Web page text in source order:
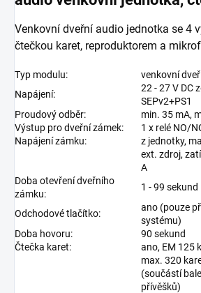
Venkovní dveřní audio jednotka se 4
čtečkou karet, reproduktorem a
Typ modulu:
venkovní
Napájení:
22 - 27 V DC
SEPv2+PS1
Proudový odběr:
min. 35 mA,
Výstup pro dveřní zámek:
1 x relé NO/
Napájení zámku:
z jednotky,
ext. zdroj,
A
Doba otevření dveřního
zámku:
1 - 99 sekund
Odchodové tlačítko:
ano (pouze
systému)
Doba hovoru:
90 sekund
Čtečka karet:
ano, EM 125
max. 320
(součástí
přívěšků)